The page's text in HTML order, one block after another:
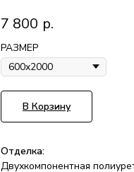
7 800 р.
РАЗМЕР
В Корзину
Отделка:
Двухкомпонентная